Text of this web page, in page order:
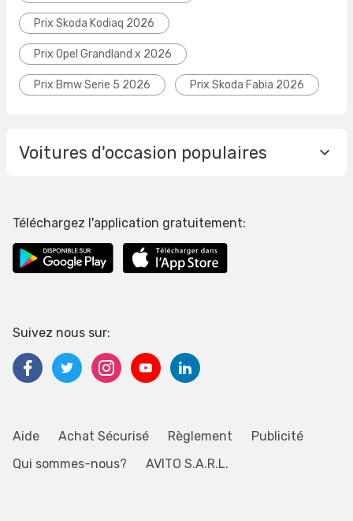
Prix Skoda Kodiaq 2026
Prix Opel Grandland x 2026
Prix Bmw Serie 5 2026 Prix Skoda Fabia 2026
Voitures d'occasion populaires
Aide Achat Sécurisé Règlement
Publicité
Qui sommes-nous?
AVITO S.A.R.L.
Téléchargez l'application gratuitement:
Suivez nous sur: